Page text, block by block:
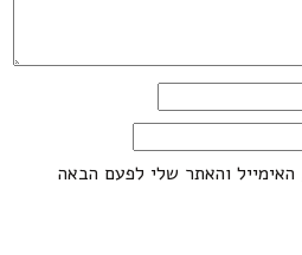
והאתר שלי לפעם הבאה